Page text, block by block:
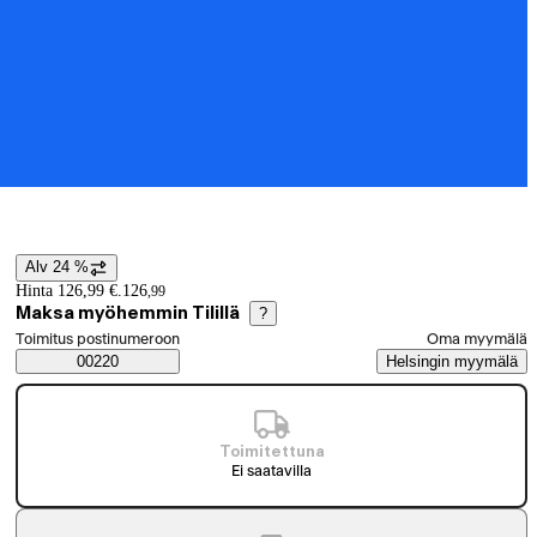
Hintatiedot
Alv 24 %
Hinta 126,99 €. 126,99
Maksa myöhemmin Tilillä ?
Saatavuustiedot
Valitse tilaustapa
Toimitus postinumeroon
00220
Oma myymälä
Helsingin myymälä
Toimitettuna
Ei saatavilla